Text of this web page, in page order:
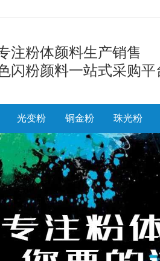
注粉体颜料生产销售
闪粉颜料一站式采购平
光变粉 铜金粉 珠光粉